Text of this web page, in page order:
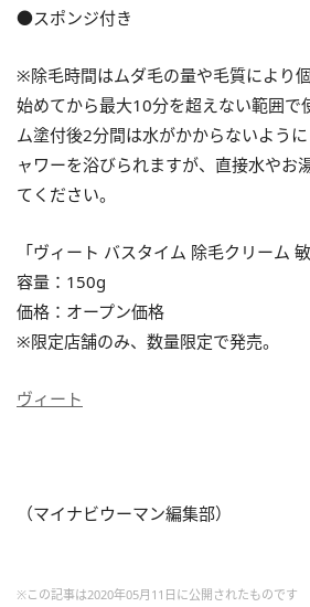
●スポンジ付き
※除毛時間はムダ毛の量や毛質により
始めてから最大10分を超えない範囲で
ム塗付後2分間は水がかからないよう
ャワーを浴びられますが、直接水やお
てください。
「ヴィート バスタイム 除毛クリーム 敏
容量：150g
価格：オープン価格
※限定店舗のみ、数量限定で発売。
ヴィート
（マイナビウーマン編集部）
※この記事は2020年05月11日に公開されたものです